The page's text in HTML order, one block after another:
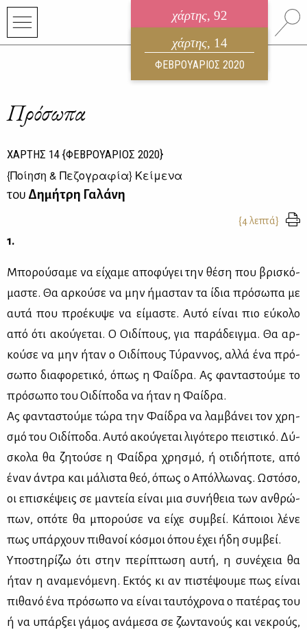
χάρτης, 92
ηλεκτρονικό περιοδικό
ΑΥΓΟΥΣΤΟΣ 2026
χάρτης, 14
ΦΕΒΡΟΥΑΡΙΟΣ 2020
Πρόσωπα
ΧΑΡΤΗΣ 14 {ΦΕΒΡΟΥΑΡΙΟΣ 2020}
{Ποίηση & Πεζογραφία} Κείμενα
του Δημήτρη Γαλάνη
{4 λεπτά}
1.
Μπο­ρού­σα­με να εί­χα­με απο­φύ­γει την θέ­ση που βρι­σκό­
μα­στε. Θα αρ­κού­σε να μην ήμα­σταν τα ίδια πρό­σω­πα με
αυ­τά που προ­έ­κυ­ψε να εί­μα­στε. Αυ­τό εί­ναι πιο εύ­κο­λο
από ότι ακού­γε­ται. Ο Οι­δί­πους, για πα­ρά­δειγ­μα. Θα αρ­
κού­σε να μην ήταν ο Οι­δί­πους Τύ­ραν­νος, αλ­λά ένα πρό­
σω­πο δια­φο­ρε­τι­κό, όπως η Φαί­δρα. Ας φα­ντα­στού­με το
πρό­σω­πο του Οι­δί­πο­δα να ήταν η Φαί­δρα.
Ας φα­ντα­στού­με τώ­ρα την Φαί­δρα να λαμ­βά­νει τον χρη­
σμό του Οι­δί­πο­δα. Αυ­τό ακού­γε­ται λι­γό­τε­ρο πει­στι­κό. Δύ­
σκο­λα θα ζη­τού­σε η Φαί­δρα χρη­σμό, ή οτι­δή­πο­τε, από
έναν άντρα και μά­λι­στα θεό, όπως ο Απόλ­λω­νας. Ωστό­σο,
οι επι­σκέ­ψεις σε μα­ντεία εί­ναι μια συ­νή­θεια των αν­θρώ­
πων, οπό­τε θα μπο­ρού­σε να εί­χε συμ­βεί. Κά­ποιοι λέ­νε
πως υπάρ­χουν πι­θα­νοί κό­σμοι όπου έχει ήδη συμ­βεί.
Υπο­στη­ρί­ζω ότι στην πε­ρί­πτω­ση αυ­τή, η συ­νέ­χεια θα
ήταν η ανα­με­νό­με­νη. Εκτός κι αν πι­στέ­ψου­με πως εί­ναι
πι­θα­νό ένα πρό­σω­πο να εί­ναι ταυ­τό­χρο­να ο πα­τέ­ρας του
ή να υπάρ­ξει γά­μος ανά­με­σα σε ζω­ντα­νούς και νε­κρούς,